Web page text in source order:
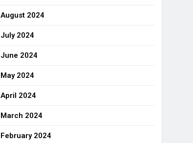
August 2024
July 2024
June 2024
May 2024
April 2024
March 2024
February 2024